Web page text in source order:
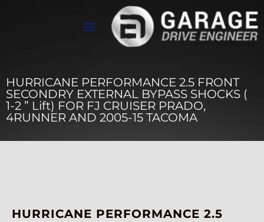
HURRICANE PERFORMANCE 2.5 FRONT
SECONDRY EXTERNAL BYPASS SHOCKS (
1-2 ” Lift) FOR FJ CRUISER PRADO,
4RUNNER AND 2005-15 TACOMA
HURRICANE PERFORMANCE 2.5